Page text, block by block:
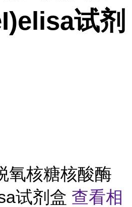
试剂
氧核糖核酸酶
试剂盒 查看相